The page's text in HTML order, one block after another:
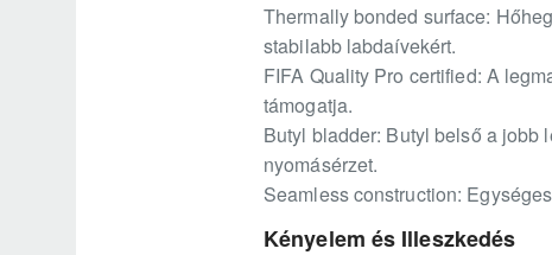
Thermally bonded surface:
stabilabb labdaívekért.
FIFA Quality Pro certified: A
támogatja.
Butyl bladder: Butyl belső a jobb
nyomásérzet.
Seamless construction:
Kényelem és Illeszkedés